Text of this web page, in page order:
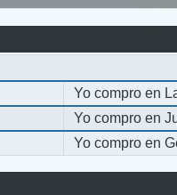
Yo compro en
Yo compro en
Yo compro en